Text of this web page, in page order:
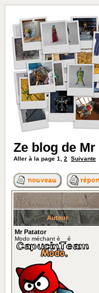
Ze blog de
Aller à la page 1 2 Suivante
Auteur
Mr Patator
Modo méchant è__é